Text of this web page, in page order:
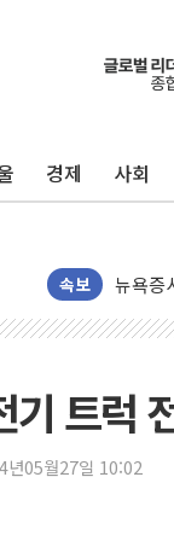
경제 사회
속보
오세
10월
민주,
뉴욕증
트럼프
미 연
[종합]
트럼프
美 항
트럭
년05월27일 10:02